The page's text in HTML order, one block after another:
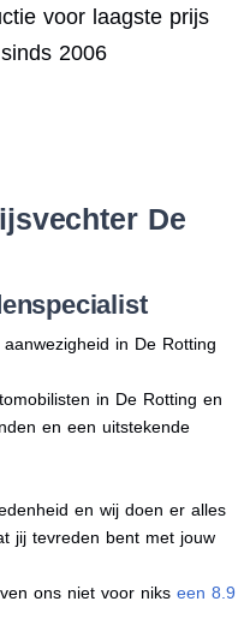
voor laagste prijs
2006
De
in De Rotting
in De Rotting en
en een uitstekende
en wij doen er alles
jij tevreden bent met jouw
ons niet voor niks een 8.9